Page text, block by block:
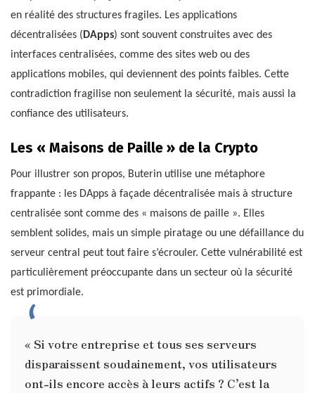
en réalité des structures fragiles. Les applications
décentralisées (DApps) sont souvent construites avec des
interfaces centralisées, comme des sites web ou des
applications mobiles, qui deviennent des points faibles. Cette
contradiction fragilise non seulement la sécurité, mais aussi la
confiance des utilisateurs.
Les « Maisons de Paille » de la Crypto
Pour illustrer son propos, Buterin utilise une métaphore
frappante : les DApps à façade décentralisée mais à structure
centralisée sont comme des « maisons de paille ». Elles
semblent solides, mais un simple piratage ou une défaillance du
serveur central peut tout faire s’écrouler. Cette vulnérabilité est
particulièrement préoccupante dans un secteur où la sécurité
est primordiale.
« Si votre entreprise et tous ses serveurs
disparaissent soudainement, vos utilisateurs
ont-ils encore accès à leurs actifs ? C’est la